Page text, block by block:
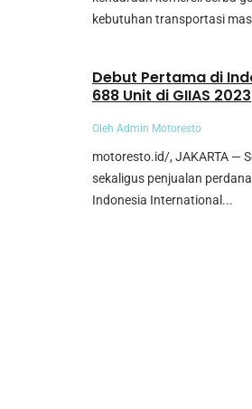
kebutuhan transportasi
Debut Pertama di
688 Unit di GIIAS 2023
Oleh Admin Motoresto
motoresto.id/, JAKARTA —
sekaligus penjualan
Indonesia International...